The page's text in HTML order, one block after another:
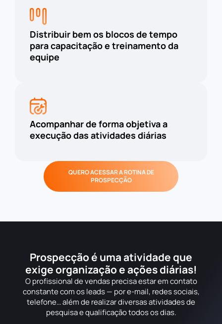
Distribuir bem os blocos de tempo
para capacitação e treinamento da
equipe
Acompanhar de forma objetiva a
execução das atividades diárias
QUERO ACESSAR A ROTINA DE
PROSPECÇÃO
Prospecção é uma atividade que
exige organização e ações diárias!
O profissional de vendas precisa estar em contato
constante com os leads — por e-mail, redes sociais,
telefone… além de realizar diversas atividades de
pesquisa e qualificação todos os dias.